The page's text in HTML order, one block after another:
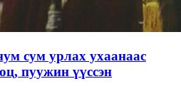
сум урлах ухаанаас
пуужин үүссэн